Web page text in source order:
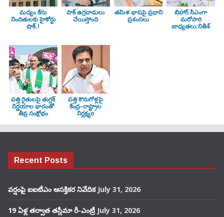
మద్యం కేసు
నిందితులకు హైకోర్టు
షాక్.!
పాక్ ఉగ్రదాడులు
చేయిస్తోంది
తమిళ భాషపై ప్రధాని
ప్రశంసలు
బిహార్ సీఎంగా
మరోసారి
బాధ్యతలు:నితీశ్
పత్తి రైతులపై తుగ్లక్‌
నిర్ణయాల భారంతో
తీవ్ర సంక్షోభం
పత్తి కొనుగోళ్లపై
కేంద్ర–రాష్ట్రాల
నిర్లక్ష్యo
Recent Posts
వర్షంపై ఐఐటీఎం ఆసక్తికర నివేదిక July 31, 2026
19 ఏళ్ల తర్వాత తస్లీమా రీ-ఎంట్రీ July 31, 2026